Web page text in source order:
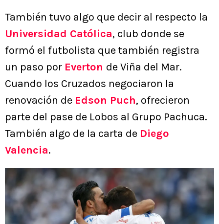
También tuvo algo que decir al respecto la
Universidad Católica, club donde se
formó el futbolista que también registra
un paso por Everton de Viña del Mar.
Cuando los Cruzados negociaron la
renovación de Edson Puch, ofrecieron
parte del pase de Lobos al Grupo Pachuca.
También algo de la carta de Diego
Valencia.